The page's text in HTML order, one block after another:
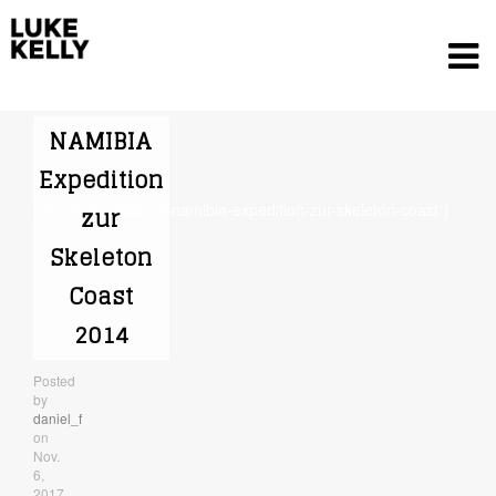
NAMIBIA
Expedition
zur
Skeleton
Coast
2014
Posted
by
daniel_f
on
Nov.
6,
[rev_slider alias=“9-namibia-expedition-zur-skeleton-coast“]
Luke Kelly